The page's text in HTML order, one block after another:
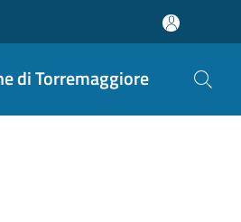
di Torremaggiore